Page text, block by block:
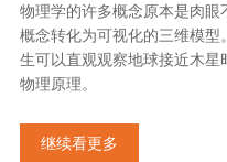
物理学的许多概念原本是肉眼
概念转化为可视化的三维模型
生可以直观观察地球接近木
物理原理。
继续看更多